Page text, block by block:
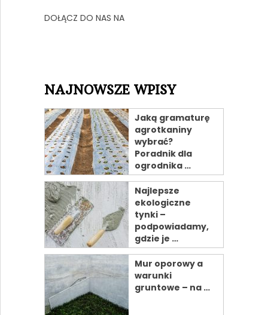
DOŁĄCZ DO NAS NA
NAJNOWSZE WPISY
Jaką gramaturę
agrotkaniny
wybrać?
Poradnik dla
ogrodnika …
Najlepsze
ekologiczne
tynki –
podpowiadamy,
gdzie je …
Mur oporowy a
warunki
gruntowe – na …